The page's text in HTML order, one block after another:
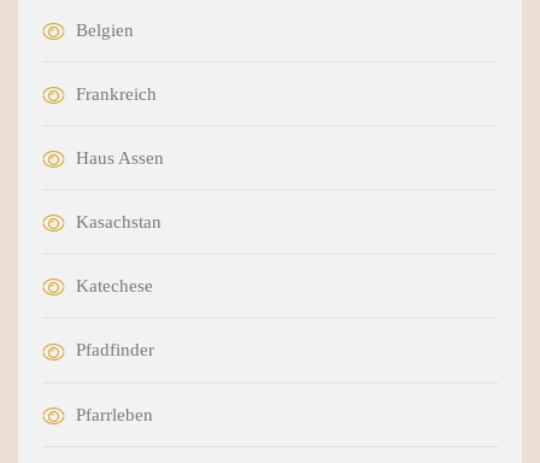
Belgien
Frankreich
Haus Assen
Kasachstan
Katechese
Pfadfinder
Pfarrleben